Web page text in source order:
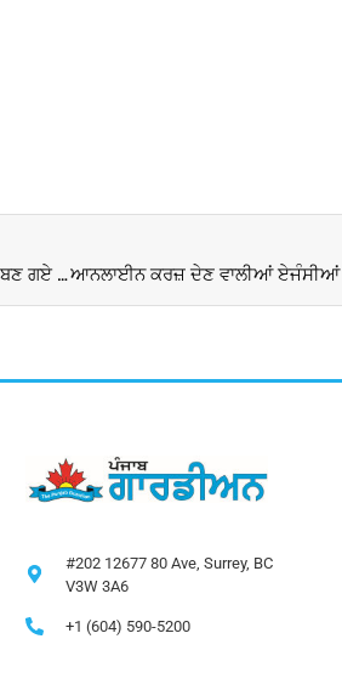
Anushka-Virat Wedding Anniversary: ​​ਕੀ ਵਿਰਾਟ-ਅਨੁਸ਼ਕਾ ਦੇ ਟੁੱਟਦੇ ਰਿਸ਼ਤੇ ‘ਚ ਫਰਿਸ਼ਤੇ ਬਣ ਗਏ ਸੀ ਸਲਮਾਨ? ਪਹਿਲੀ ਵਾਰ ਸੀ ਅਜਿਹਾ ਹਾਲ
#202 12677 80 Ave, Surrey, BC
V3W 3A6
+1 (604) 590-5200